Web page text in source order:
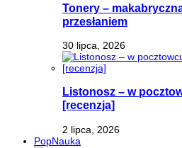
Tonery –
przesłaniem
30 lipca, 2026
Listonosz – w
[recenzja]
2 lipca, 2026
PopNauka